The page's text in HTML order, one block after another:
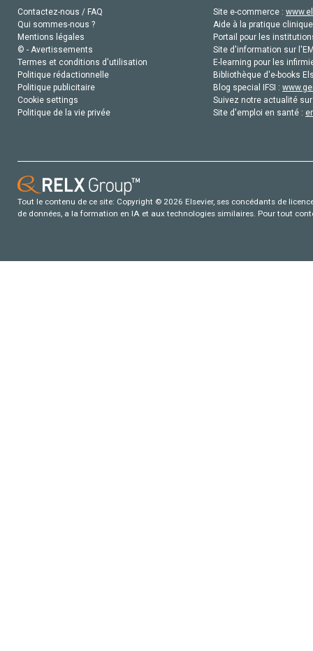
Contactez-nous / FAQ
Qui sommes-nous ?
Mentions légales
© - Avertissements
Termes et conditions d'utilisation
Politique rédactionnelle
Politique publicitaire
Cookie settings
Politique de la vie privée
Site e-commerce :
Aide à la pratique
Portail pour les
Site d'information sur
E-learning pour les
Bibliothèque d'e-books
Blog special IFSI :
Suivez notre actualité
Site d'emploi en santé :
Tout le contenu de ce site: Copyright © 2026 Elsevier, ses concédants de
de données, a la formation en IA et aux technologies similaires. Pour tout